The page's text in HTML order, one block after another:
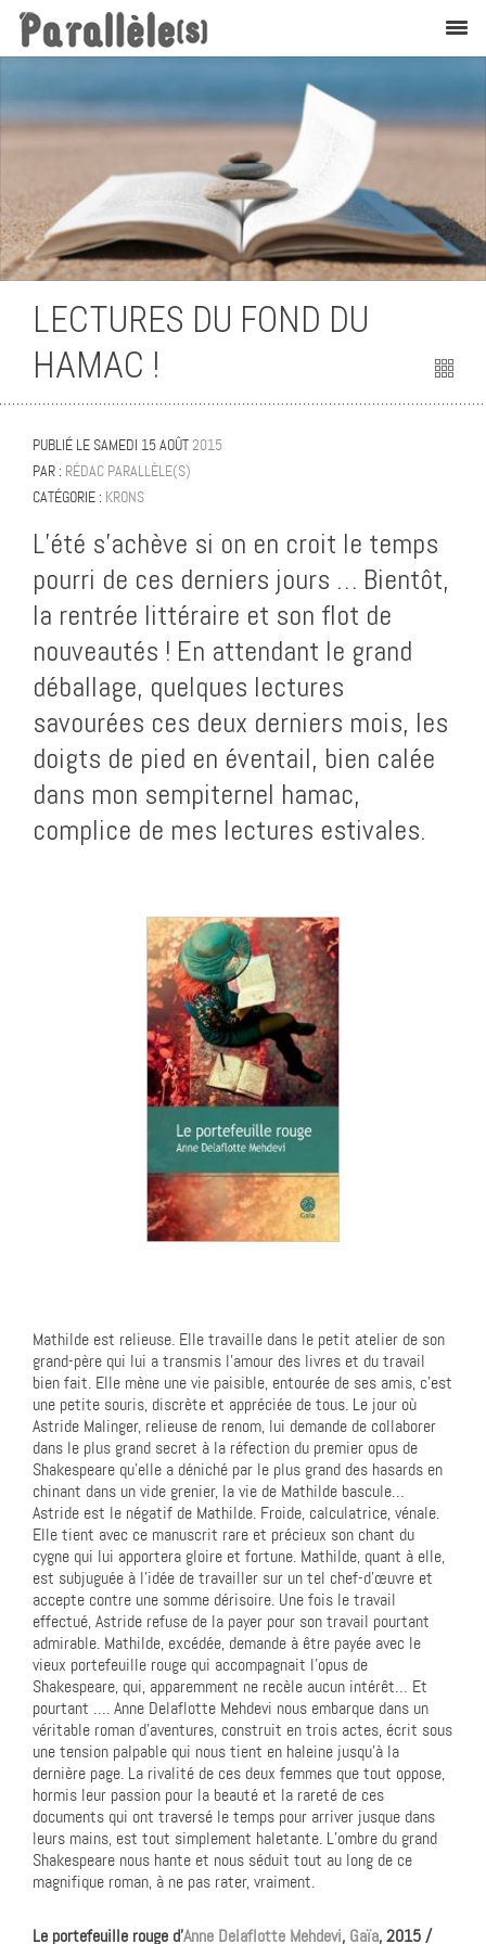
Krons
LECTURES DU FOND DU
HAMAC !
PUBLIÉ LE SAMEDI 15 AOÛT2015
PAR : RÉDAC PARALLÈLE(S)
CATÉGORIE : KRONS
L’été s’achève si on en croit le temps
pourri de ces derniers jours … Bientôt,
la rentrée littéraire et son flot de
nouveautés ! En attendant le grand
déballage, quelques lectures
savourées ces deux derniers mois, les
doigts de pied en éventail, bien calée
dans mon sempiternel hamac,
complice de mes lectures estivales.
Mathilde est relieuse. Elle travaille dans le petit atelier de son
grand-père qui lui a transmis l’amour des livres et du travail
bien fait. Elle mène une vie paisible, entourée de ses amis, c’est
une petite souris, discrète et appréciée de tous. Le jour où
Astride Malinger, relieuse de renom, lui demande de collaborer
dans le plus grand secret à la réfection du premier opus de
Shakespeare qu’elle a déniché par le plus grand des hasards en
chinant dans un vide grenier, la vie de Mathilde bascule…
Astride est le négatif de Mathilde. Froide, calculatrice, vénale.
Elle tient avec ce manuscrit rare et précieux son chant du
cygne qui lui apportera gloire et fortune. Mathilde, quant à elle,
est subjuguée à l’idée de travailler sur un tel chef-d’œuvre et
accepte contre une somme dérisoire. Une fois le travail
effectué, Astride refuse de la payer pour son travail pourtant
admirable. Mathilde, excédée, demande à être payée avec le
vieux portefeuille rouge qui accompagnait l’opus de
Shakespeare, qui, apparemment ne recèle aucun intérêt… Et
pourtant …. Anne Delaflotte Mehdevi nous embarque dans un
véritable roman d’aventures, construit en trois actes, écrit sous
une tension palpable qui nous tient en haleine jusqu’à la
dernière page. La rivalité de ces deux femmes que tout oppose,
hormis leur passion pour la beauté et la rareté de ces
documents qui ont traversé le temps pour arriver jusque dans
leurs mains, est tout simplement haletante. L’ombre du grand
Shakespeare nous hante et nous séduit tout au long de ce
magnifique roman, à ne pas rater, vraiment.
Le portefeuille rouge d’Anne Delaflotte Mehdevi, Gaïa, 2015 /